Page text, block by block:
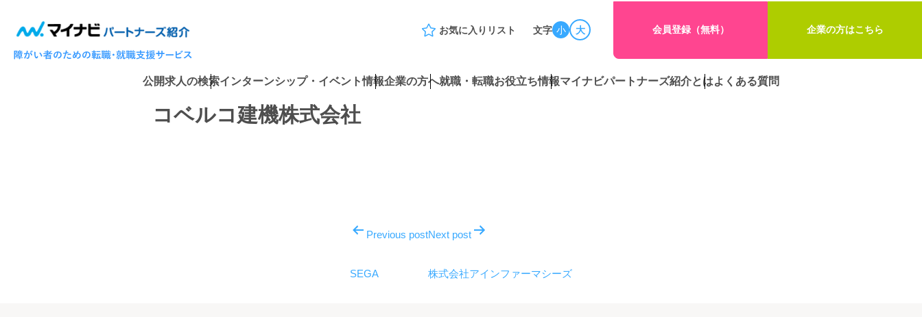
お気に入りリスト 文字 小 大 会員登録（無料） 企業の方はこちら
公開求人の検索インターンシップ・イベント情報企業の方へ就職・転職お役立ち情報マイナビパートナーズ紹介とはよくある質問
コベルコ建機株式会社
Previous post
SEGA
Next post
株式会社アインファーマシーズ